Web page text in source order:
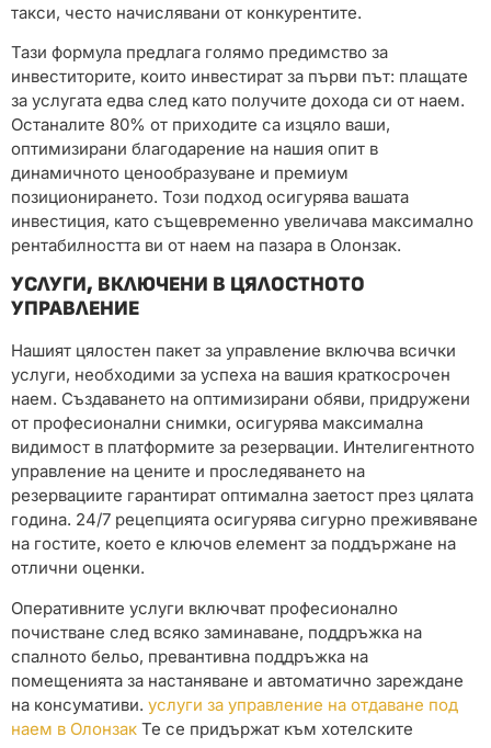
такси, често начислявани от конкурентите.
Тази формула предлага голямо предимство за
инвеститорите, които инвестират за първи път: плащате
за услугата едва след като получите дохода си от наем.
Останалите 80% от приходите са изцяло ваши,
оптимизирани благодарение на нашия опит в
динамичното ценообразуване и премиум
позиционирането. Този подход осигурява вашата
инвестиция, като същевременно увеличава максимално
рентабилността ви от наем на пазара в Олонзак.
УСЛУГИ, ВКЛЮЧЕНИ В ЦЯЛОСТНОТО
УПРАВЛЕНИЕ
Нашият цялостен пакет за управление включва всички
услуги, необходими за успеха на вашия краткосрочен
наем. Създаването на оптимизирани обяви, придружени
от професионални снимки, осигурява максимална
видимост в платформите за резервации. Интелигентното
управление на цените и проследяването на
резервациите гарантират оптимална заетост през цялата
година. 24/7 рецепцията осигурява сигурно преживяване
на гостите, което е ключов елемент за поддържане на
отлични оценки.
Оперативните услуги включват професионално
почистване след всяко заминаване, поддръжка на
спалното бельо, превантивна поддръжка на
помещенията за настаняване и автоматично зареждане
на консумативи. услуги за управление на отдаване под
наем в Олонзак Те се придържат към хотелските